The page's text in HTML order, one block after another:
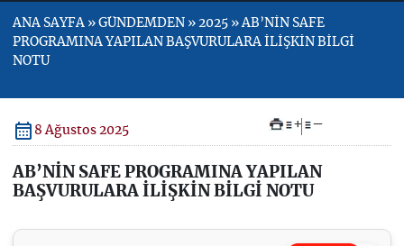
ANA SAYFA » GÜNDEMDEN » 2025 » AB’NİN SAFE
PROGRAMINA YAPILAN BAŞVURULARA İLİŞKİN BİLGİ
NOTU
8 Ağustos 2025 + –
AB’NİN SAFE PROGRAMINA YAPILAN
BAŞVURULARA İLİŞKİN BİLGİ NOTU